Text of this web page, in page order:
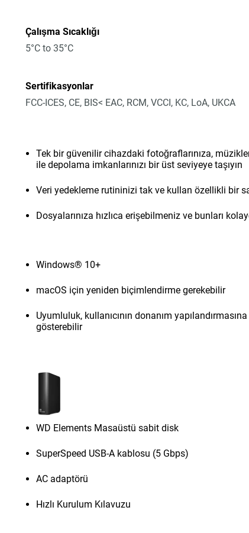
Çalışma Sıcaklığı
5°C to 35°C
Sertifikasyonlar
FCC-ICES, CE, BIS< EAC, RCM, VCCI, KC, LoA, UKCA
Tek bir güvenilir cihazdaki fotoğraflarınıza,
ile depolama imkanlarınızı bir üst seviyeye taşıyın
Veri yedekleme rutininizi tak ve kullan özellikli bir
Dosyalarınıza hızlıca erişebilmeniz ve bunları
Windows® 10+
macOS için yeniden biçimlendirme gerekebilir
Uyumluluk, kullanıcının donanım
gösterebilir
WD Elements Masaüstü sabit disk
SuperSpeed USB-A kablosu (5 Gbps)
AC adaptörü
Hızlı Kurulum Kılavuzu